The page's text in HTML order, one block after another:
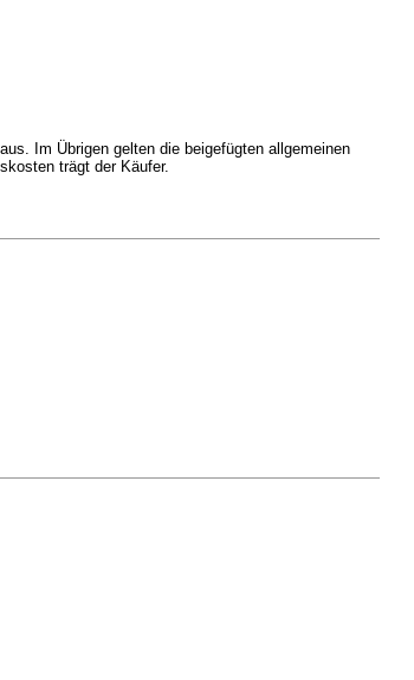
Im Übrigen gelten die beigefügten allgemeinen
trägt der Käufer.